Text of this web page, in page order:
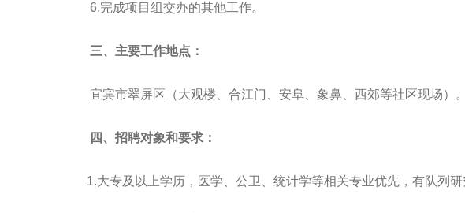
6.完成项目组交办的其他工作。
三、主要工作地点：
宜宾市翠屏区（大观楼、合江门、安阜、象鼻、西郊等社区现场）。
四、招聘对象和要求：
1.大专及以上学历，医学、公卫、统计学等相关专业优先，有队列